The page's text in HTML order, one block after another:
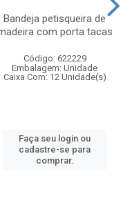
Bandeja petisqueira de
com porta tacas
Código: 622229
Embalagem: Unidade
Caixa Com: 12 Unidade(s)
Faça seu login ou
cadastre-se para
comprar.